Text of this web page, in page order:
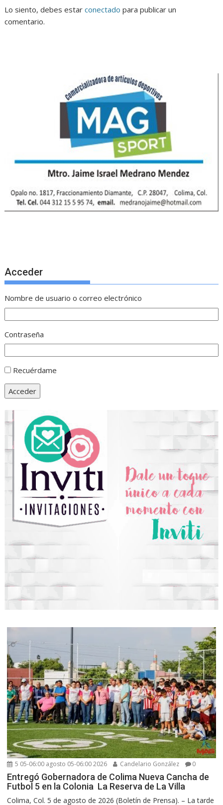
Lo siento, debes estarconectado para publicar un
comentario.
Acceder
Nombre de usuario o correo electrónico
Contraseña
Recuérdame
Acceder
5 05-06:00 agosto 05-06:00 2026 Candelario González 0
Entregó Gobernadora de Colima Nueva Cancha de
Futbol 5 en la Colonia La Reserva de La Villa
Colima, Col. 5 de agosto de 2026 (Boletín de Prensa). – La tarde